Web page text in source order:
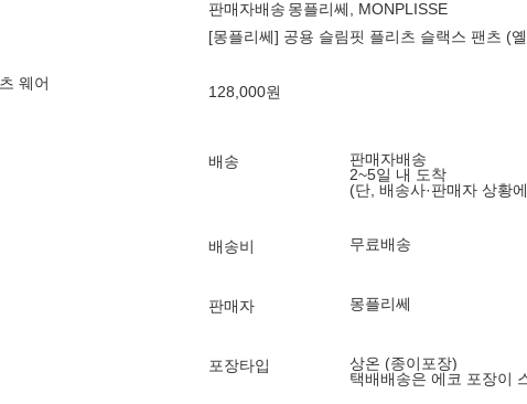
웨어
판매자배송 몽플리쎄, MONPLISSE
[몽플리쎄] 공용 슬림핏 플리츠 슬랙스 팬츠 (
128,000원
배송
판매자배송
2~5일 내 도착
(단, 배송사·판매자 상황
배송비 무료배송
판매자 몽플리쎄
포장타입
상온 (종이포장)
택배배송은 에코 포장이